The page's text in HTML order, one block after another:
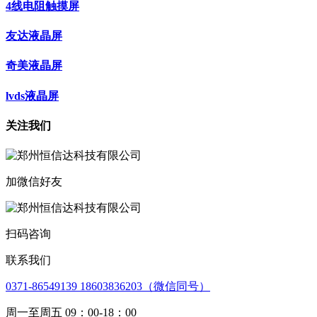
4线电阻触摸屏
友达液晶屏
奇美液晶屏
lvds液晶屏
关注我们
加微信好友
扫码咨询
联系我们
0371-86549139 18603836203（微信同号）
周一至周五 09：00-18：00